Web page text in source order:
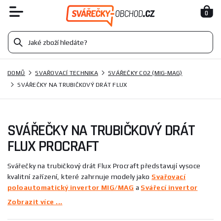
0
DOMŮ SVAŘOVACÍ TECHNIKA
SVÁŘEČKY CO2 (MIG-MAG)
SVÁŘEČKY NA TRUBIČKOVÝ DRÁT FLUX
SVÁŘEČKY NA TRUBIČKOVÝ DRÁT
FLUX PROCRAFT
Svářečky na trubičkový drát Flux Procraft představují vysoce
kvalitní zařízení, které zahrnuje modely jako Svařovací
poloautomatický invertor MIG/MAG a Svářecí invertor
Procraft SPH-160
Zobrazit více ...